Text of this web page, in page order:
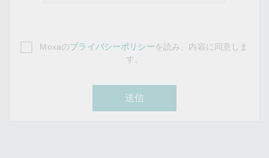
Moxaのプライバシーポリシーを読み、内容に同意しま
す。
送信